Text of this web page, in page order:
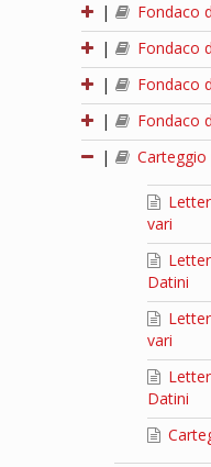
|
Fondaco
|
Fondaco
|
Fondaco
|
Fondaco
|
vari
Datini
vari
Datini